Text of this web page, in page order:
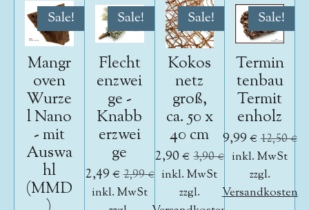
Sale!
Mangr
oven
Wurze
l Nano
- mit
Auswa
hl
(MMD
Sale!
Flecht
enzwei
ge -
Knabb
erzwei
ge
2,49 €2,99 €
inkl. MwSt
Sale!
Kokos
netz
groß,
ca. 50 x
40 cm
2,90 € 3,90 €
inkl. MwSt
zzgl.
Sale!
Termin
tenbau
Termit
enholz
9,99 €12,50 €
inkl. MwSt
zzgl.
Versandkosten